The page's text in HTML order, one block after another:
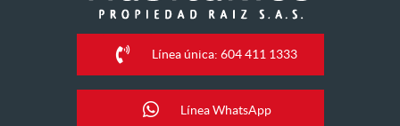
Línea única: 604 411 1333
Línea WhatsApp